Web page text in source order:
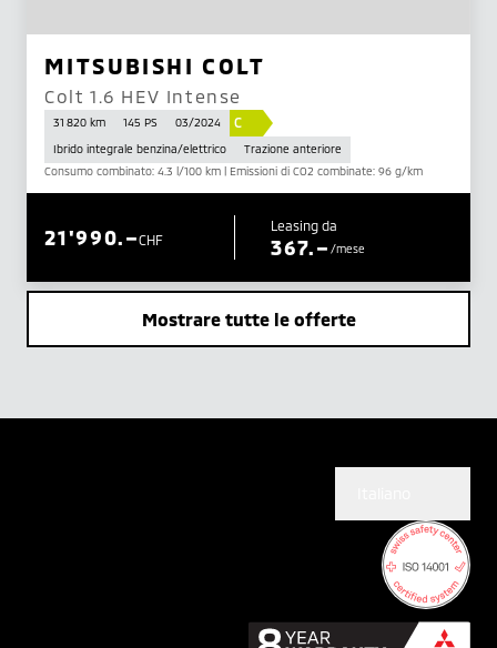
MITSUBISHI COLT
Colt 1.6 HEV Intense
31 820 km 145 PS 03/2024 C
Ibrido integrale benzina/elettrico
Trazione anteriore
Consumo combinato: 4.3 l/100 km | Emissioni di CO2 combinate: 96 g/km
CHF
21'990.– Leasing da
367.– /mese
Mostrare tutte le offerte